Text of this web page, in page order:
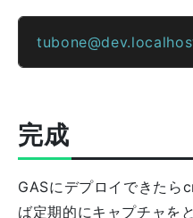
完成
GASにデプロイできたら
ば定期的にキャプチャを